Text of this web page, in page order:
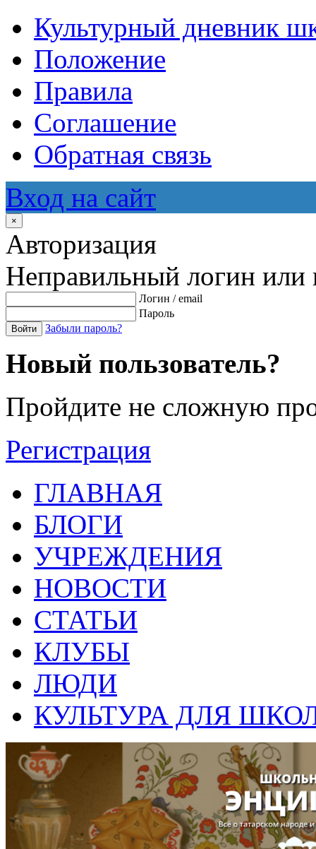
Культурный дневник
Положение
Правила
Соглашение
Обратная связь
Вход на сайт
×
Авторизация
Неправильный логин или
Логин / email
Пароль
Войти Забыли пароль?
Новый пользователь?
Пройдите не сложную
Регистрация
ГЛАВНАЯ
БЛОГИ
УЧРЕЖДЕНИЯ
НОВОСТИ
СТАТЬИ
КЛУБЫ
ЛЮДИ
КУЛЬТУРА ДЛЯ